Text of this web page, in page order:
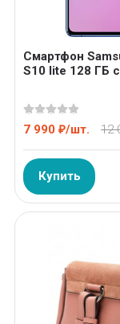
Смартфон
S10 lite 128 ГБ
7 990 ₽/шт. 12
Купить